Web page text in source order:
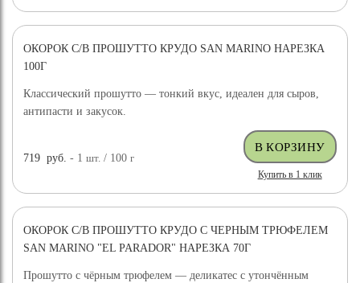
ОКОРОК С/В ПРОШУТТО КРУДО SAN MARINO НАРЕЗКА
100Г
Классический прошутто — тонкий вкус, идеален для сыров,
антипасти и закусок.
719 руб. - 1шт. / 100г
Купить в 1 клик
ОКОРОК С/В ПРОШУТТО КРУДО С ЧЕРНЫМ ТРЮФЕЛЕМ
SAN MARINO "EL PARADOR" НАРЕЗКА 70Г
Прошутто с чёрным трюфелем — деликатес с утончённым